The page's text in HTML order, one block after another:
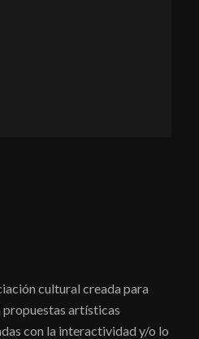
cultural creada para
artísticas
con la interactividad y/o lo